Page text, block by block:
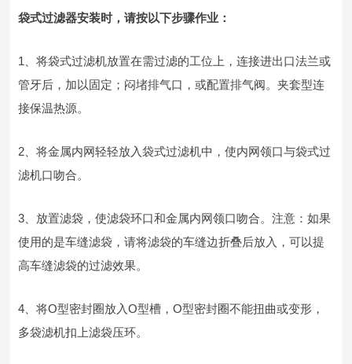
袋式过滤器安装时，请按以下步骤作业：
1、将袋式过滤机放置在需过滤的工位上，连接进出口法兰或
管牙后，加以固定；闷堵排气口，或配置排气阀。夹套型连
接保温热源。
2、将金属内网轻轻放入袋式过滤机中，使内网领口与袋式过
滤机口吻合。
3、放置滤袋，使滤袋环口和金属内网领口吻合。注意：如果
使用的是车缝滤袋，请将滤袋的车缝边折叠后放入，可以提
高车缝滤袋的过滤效果。
4、将Ο型密封圈放入Ο型槽，Ο型密封圈不能扭曲或变形，
多袋滤机扣上滤袋压环。